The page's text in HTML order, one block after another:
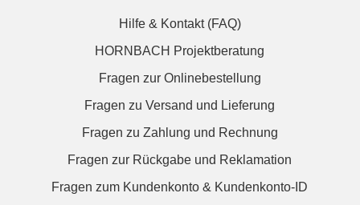
Hilfe & Kontakt (FAQ)
HORNBACH Projektberatung
Fragen zur Onlinebestellung
Fragen zu Versand und Lieferung
Fragen zu Zahlung und Rechnung
Fragen zur Rückgabe und Reklamation
Fragen zum Kundenkonto & Kundenkonto-ID